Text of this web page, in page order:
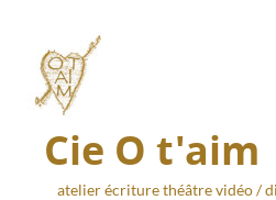
Cie O t'aim
atelier écriture théâtre vidéo /